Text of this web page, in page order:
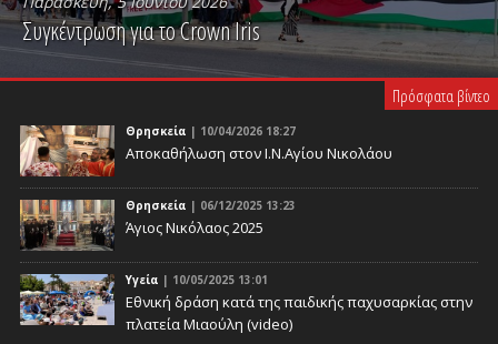
Συγκέντρωση για το Crown Iris
PLAY VIDEO
Πρόσφατα βίντεο
Θρησκεία | 10/04/2026 18:27
Αποκαθήλωση στον Ι.Ν.Αγίου Νικολάου
Θρησκεία | 06/12/2025 13:23
Άγιος Νικόλαος 2025
Υγεία | 10/05/2025 13:01
Eθνική δράση κατά της παιδικής παχυσαρκίας στην
πλατεία Μιαούλη (video)